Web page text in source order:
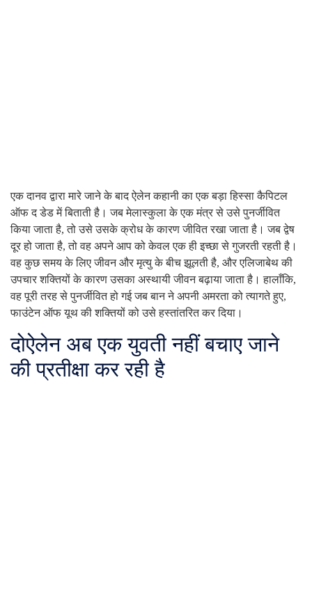
एक दानव द्वारा मारे जाने के बाद ऐलेन कहानी का एक बड़ा हिस्सा कैपिटल
ऑफ द डेड में बिताती है। जब मेलास्कुला के एक मंत्र से उसे पुनर्जीवित
किया जाता है, तो उसे उसके क्रोध के कारण जीवित रखा जाता है। जब द्वेष
दूर हो जाता है, तो वह अपने आप को केवल एक ही इच्छा से गुजरती रहती है।
वह कुछ समय के लिए जीवन और मृत्यु के बीच झूलती है, और एलिजाबेथ की
उपचार शक्तियों के कारण उसका अस्थायी जीवन बढ़ाया जाता है। हालाँकि,
वह पूरी तरह से पुनर्जीवित हो गई जब बान ने अपनी अमरता को त्यागते हुए,
फाउंटेन ऑफ यूथ की शक्तियों को उसे हस्तांतरित कर दिया।
दोऐलेन अब एक युवती नहीं बचाए जाने
की प्रतीक्षा कर रही है